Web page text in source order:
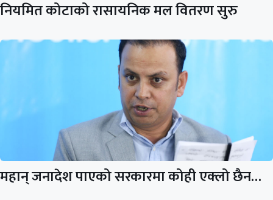
नियमित कोटाको रासायनिक मल वितरण सुरु
महान् जनादेश पाएको सरकारमा कोही एक्लो छैन…